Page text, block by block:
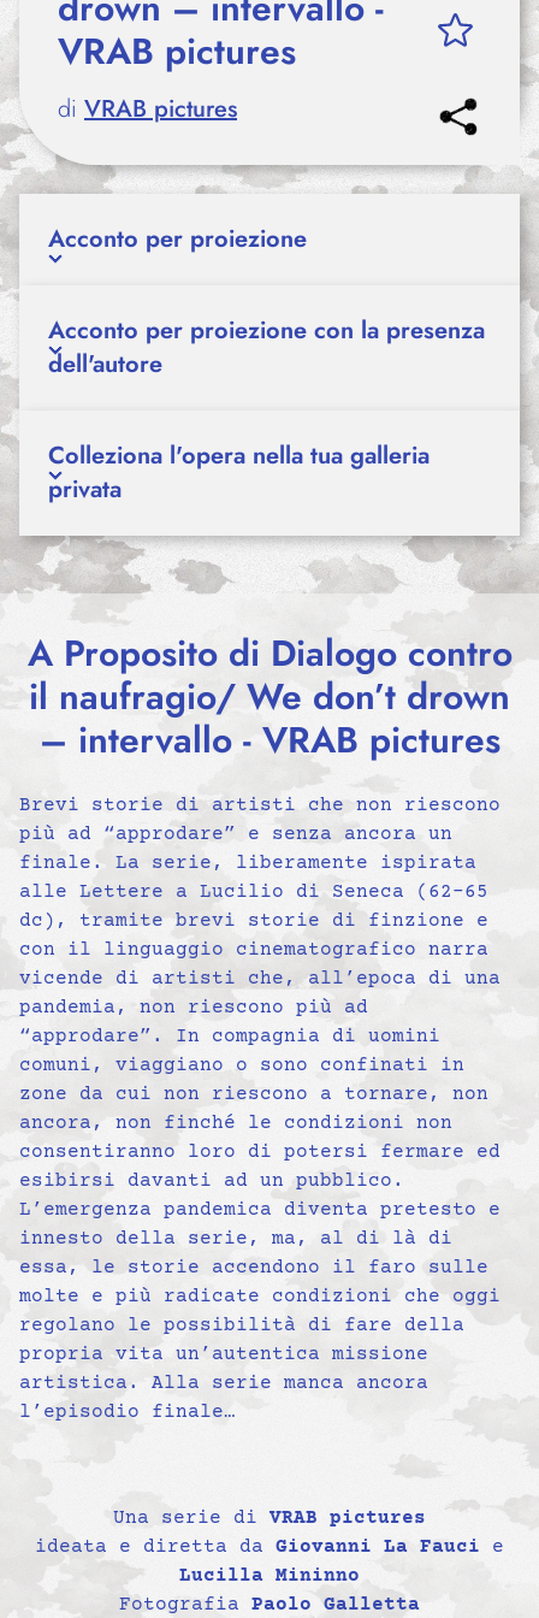
VRAB pictures
di VRAB pictures
Acconto per proiezione
Acconto per proiezione con la presenza
dell'autore
Colleziona l'opera nella tua galleria
privata
A Proposito di Dialogo contro
il naufragio/ We don’t drown
– intervallo - VRAB pictures
Brevi storie di artisti che non riescono
più ad “approdare” e senza ancora un
finale. La serie, liberamente ispirata
alle Lettere a Lucilio di Seneca (62-65
dc), tramite brevi storie di finzione e
con il linguaggio cinematografico narra
vicende di artisti che, all’epoca di una
pandemia, non riescono più ad
“approdare”. In compagnia di uomini
comuni, viaggiano o sono confinati in
zone da cui non riescono a tornare, non
ancora, non finché le condizioni non
consentiranno loro di potersi fermare ed
esibirsi davanti ad un pubblico.
L’emergenza pandemica diventa pretesto e
innesto della serie, ma, al di là di
essa, le storie accendono il faro sulle
molte e più radicate condizioni che oggi
regolano le possibilità di fare della
propria vita un’autentica missione
artistica. Alla serie manca ancora
l’episodio finale…
Una serie di VRAB pictures
ideata e diretta da Giovanni La Fauci e
Lucilla Mininno
Fotografia Paolo Galletta